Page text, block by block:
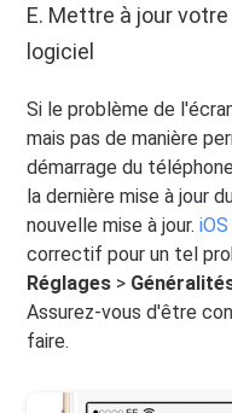
E. Mettre à jour
logiciel
Si le problème de
mais pas de manière
démarrage du
la dernière mise à jour
nouvelle mise à jour.
correctif pour un tel
Réglages >
Assurez-vous d'être
faire.